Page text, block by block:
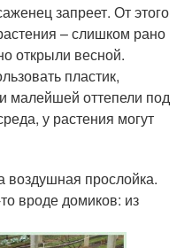
запреет. От этого
– слишком рано
открыли весной.
пластик,
малейшей оттепели под
у растения могут
воздушная прослойка.
вроде домиков: из